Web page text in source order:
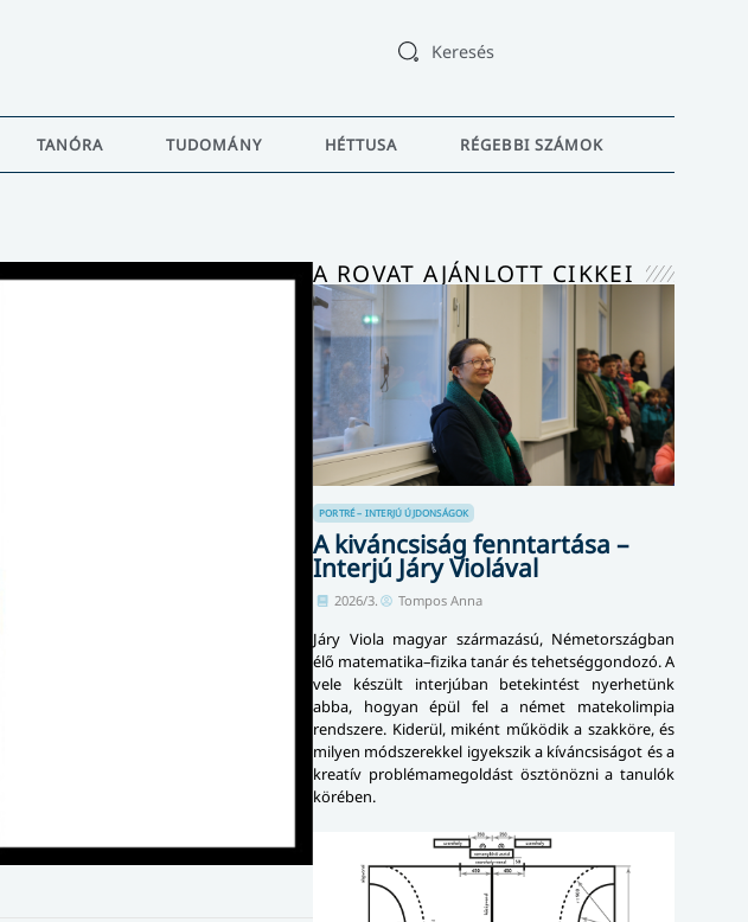
Keresés
TANÓRA TUDOMÁNY HÉTTUSA RÉGEBBI SZÁMOK
A ROVAT AJÁNLOTT CIKKEI
PORTRÉ – INTERJÚ ÚJDONSÁGOK
A kiváncsiság fenntartása –
Interjú Járy Violával
2026/3. Tompos Anna
Járy Viola magyar származású, Németországban
élő matematika–fizika tanár és tehetséggondozó. A
vele készült interjúban betekintést nyerhetünk
abba, hogyan épül fel a német matekolimpia
rendszere. Kiderül, miként működik a szakköre, és
milyen módszerekkel igyekszik a kíváncsiságot és a
kreatív problémamegoldást ösztönözni a tanulók
körében.